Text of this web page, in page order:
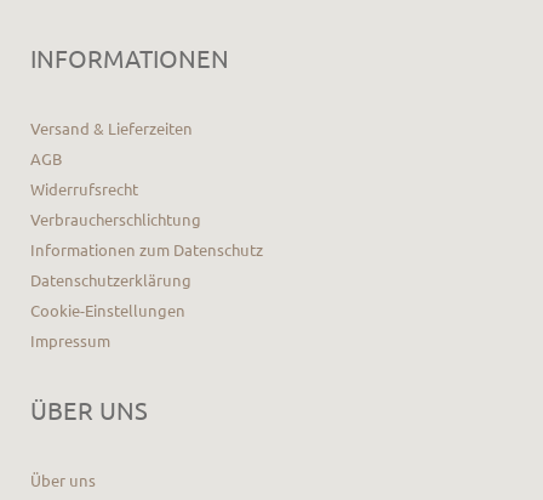
INFORMATIONEN
Versand & Lieferzeiten
AGB
Widerrufsrecht
Verbraucherschlichtung
Informationen zum Datenschutz
Datenschutzerklärung
Cookie-Einstellungen
Impressum
ÜBER UNS
Über uns